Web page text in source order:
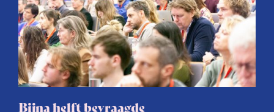
Bijna helft bevraagde